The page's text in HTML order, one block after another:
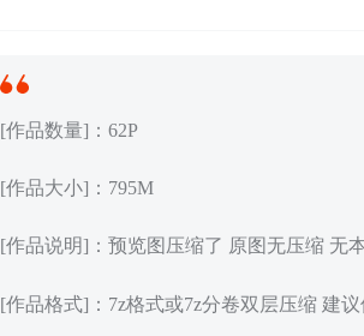
[作品数量]：62P
[作品大小]：795M
[作品说明]：预览图压缩了 原图无压缩 无
[作品格式]：7z格式或7z分卷双层压缩 建